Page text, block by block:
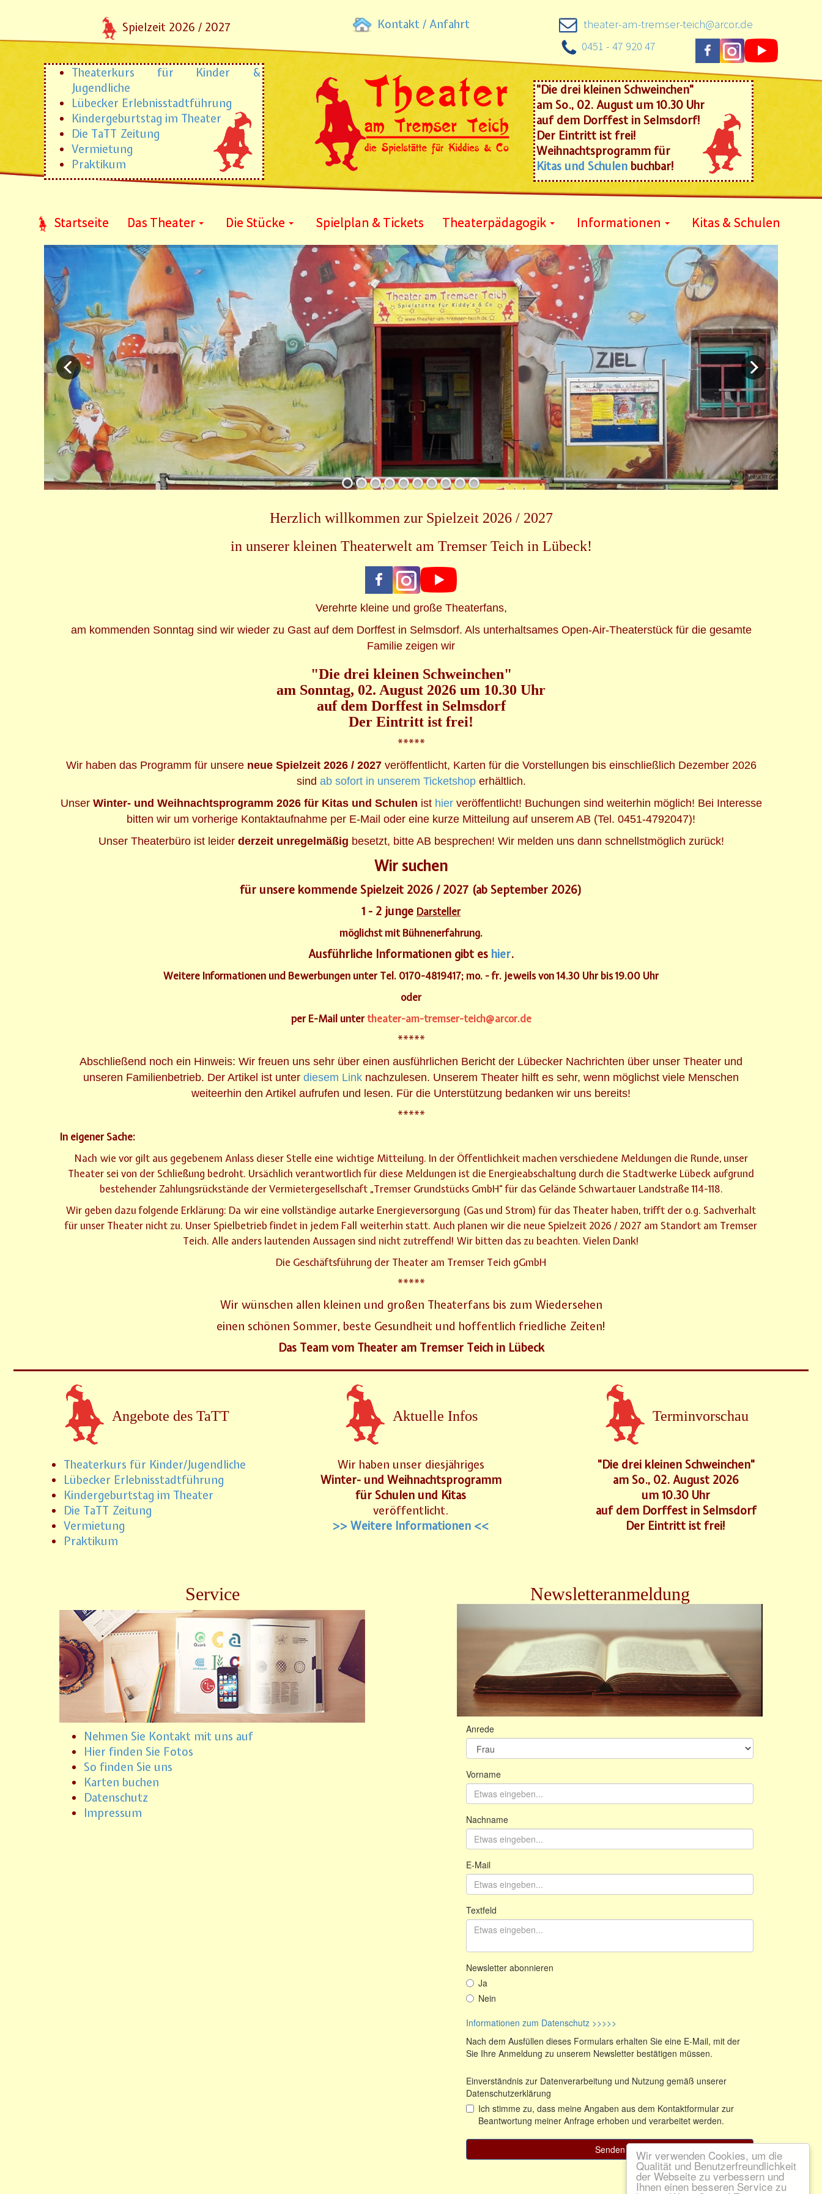
Wir verwenden Cookies, um die
Qualität und Benutzerfreundlichkeit
der Webseite zu verbessern und
Ihnen einen besseren Service zu
Spielzeit 2026 / 2027 Kontakt / Anfahrt
theater-am-tremser-teich@arcor.de
0451 - 47 920 47
Theaterkurs für Kinder &
Jugendliche
Lübecker Erlebnisstadtführung
Kindergeburtstag im Theater
Die TaTT Zeitung
Vermietung
Praktikum
"Die drei kleinen Schweinchen"
am So., 02. August um 10.30 Uhr
auf dem Dorffest in Selmsdorf!
Der Eintritt ist frei!
Weihnachtsprogramm für
Kitas und Schulen buchbar!
Startseite Das Theater Die Stücke Spielplan & Tickets Theaterpädagogik Informationen Kitas & Schulen
Herzlich willkommen zur Spielzeit 2026 / 2027
in unserer kleinen Theaterwelt am Tremser Teich in Lübeck!
Verehrte kleine und große Theaterfans,
am kommenden Sonntag sind wir wieder zu Gast auf dem Dorffest in Selmsdorf. Als unterhaltsames Open-Air-Theaterstück für die gesamte
Familie zeigen wir
"Die drei kleinen Schweinchen"
am Sonntag, 02. August 2026 um 10.30 Uhr
auf dem Dorffest in Selmsdorf
Der Eintritt ist frei!
*****
Wir haben das Programm für unsere neue Spielzeit 2026 / 2027veröffentlicht, Karten für die Vorstellungen bis einschließlich Dezember 2026
sind ab sofort in unserem Ticketshoperhältlich.
Unser Winter- und Weihnachtsprogramm 2026 für Kitas und Schulen ist hierveröffentlicht! Buchungen sind weiterhin möglich! Bei Interesse
bitten wir um vorherige Kontaktaufnahme per E-Mail oder eine kurze Mitteilung auf unserem AB (Tel. 0451-4792047)!
Unser Theaterbüro ist leider derzeit unregelmäßig besetzt, bitte AB besprechen! Wir melden uns dann schnellstmöglich zurück!
Wir suchen
für unsere kommende Spielzeit 2026 / 2027 (ab September 2026)
1 - 2 junge Darsteller
möglichst mit Bühnenerfahrung.
Ausführliche Informationen gibt es hier.
Weitere Informationen und Bewerbungen unter Tel. 0170-4819417; mo. - fr. jeweils von 14.30 Uhr bis 19.00 Uhr
oder
per E-Mail untertheater-am-tremser-teich@arcor.de
*****
Abschließend noch ein Hinweis: Wir freuen uns sehr über einen ausführlichen Bericht der Lübecker Nachrichten über unser Theater und
unseren Familienbetrieb. Der Artikel ist unter diesem Link nachzulesen. Unserem Theater hilft es sehr, wenn möglichst viele Menschen
weiteerhin den Artikel aufrufen und lesen. Für die Unterstützung bedanken wir uns bereits!
*****
In eigener Sache:
Nach wie vor gilt aus gegebenem Anlass dieser Stelle eine wichtige Mitteilung. In der Öffentlichkeit machen verschiedene Meldungen die Runde, unser
Theater sei von der Schließung bedroht. Ursächlich verantwortlich für diese Meldungen ist die Energieabschaltung durch die Stadtwerke Lübeck aufgrund
bestehender Zahlungsrückstände der Vermietergesellschaft „Tremser Grundstücks GmbH“ für das Gelände Schwartauer Landstraße 114-118.
Wir geben dazu folgende Erklärung: Da wir eine vollständige autarke Energieversorgung (Gas und Strom) für das Theater haben, trifft der o.g. Sachverhalt
für unser Theater nicht zu. Unser Spielbetrieb findet in jedem Fall weiterhin statt. Auch planen wir die neue Spielzeit 2026 / 2027 am Standort am Tremser
Teich. Alle anders lautenden Aussagen sind nicht zutreffend! Wir bitten das zu beachten. Vielen Dank!
Die Geschäftsführung der Theater am Tremser Teich gGmbH
*****
Wir wünschen allen kleinen und großen Theaterfans bis zum Wiedersehen
einen schönen Sommer, beste Gesundheit und hoffentlich friedliche Zeiten!
Das Team vom Theater am Tremser Teich in Lübeck
Angebote des TaTT
Theaterkurs für Kinder/Jugendliche
Lübecker Erlebnisstadtführung
Kindergeburtstag im Theater
Die TaTT Zeitung
Vermietung
Praktikum
Aktuelle Infos
Wir haben unser diesjähriges
Winter- und Weihnachtsprogramm
für Schulen und Kitas
veröffentlicht.
>> Weitere Informationen <<
Terminvorschau
"Die drei kleinen Schweinchen"
am So., 02. August 2026
um 10.30 Uhr
auf dem Dorffest in Selmsdorf
Der Eintritt ist frei!
Service
Nehmen Sie Kontakt mit uns auf
Hier finden Sie Fotos
So finden Sie uns
Karten buchen
Datenschutz
Impressum
Newsletteranmeldung